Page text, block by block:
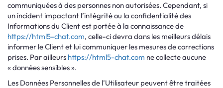
communiquées à des personnes non autorisées. Cependant, si
un incident impactant l’intégrité ou la confidentialité des
Informations du Client est portée à la connaissance de
https://html5-chat.com, celle-ci devra dans les meilleurs délais
informer le Client et lui communiquer les mesures de corrections
prises. Par ailleurs https://html5-chat.com ne collecte aucune
« données sensibles ».
Les Données Personnelles de l’Utilisateur peuvent être traitées